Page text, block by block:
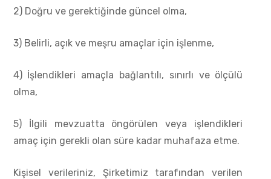
2) Doğru ve gerektiğinde güncel olma,
3) Belirli, açık ve meşru amaçlar için işlenme,
4) İşlendikleri amaçla bağlantılı, sınırlı ve ölçülü
olma,
5) İlgili mevzuatta öngörülen veya işlendikleri
amaç için gerekli olan süre kadar muhafaza etme.
Kişisel verileriniz, Şirketimiz tarafından verilen